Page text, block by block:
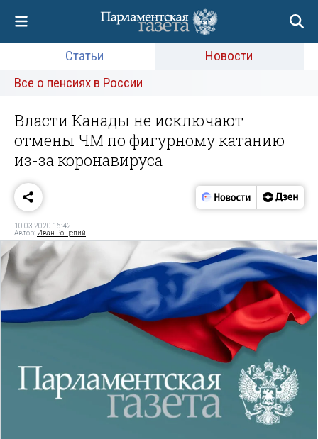
Статьи
Новости
Все о пенсиях в России
Власти Канады не исключают
отмены ЧМ по фигурному катанию
из-за коронавируса
10.03.2020 16:42
Автор: Иван Рощепий